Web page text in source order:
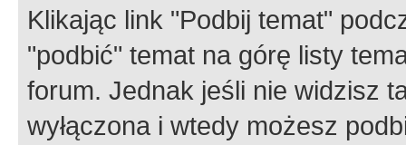
Klikając link "Podbij temat"
"podbić" temat na górę listy
forum. Jednak jeśli nie widzisz
wyłączona i wtedy możesz